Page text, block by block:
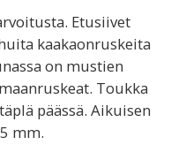
Etusiivet
kaakaonruskeita
on mustien
Toukka
päässä. Aikuisen
mm.